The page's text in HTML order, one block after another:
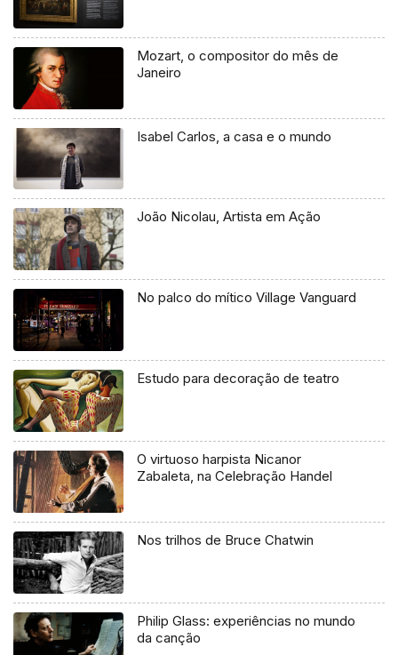
Mozart, o compositor do mês de
Janeiro
Isabel Carlos, a casa e o mundo
João Nicolau, Artista em Ação
No palco do mítico Village Vanguard
Estudo para decoração de teatro
O virtuoso harpista Nicanor
Zabaleta, na Celebração Handel
Nos trilhos de Bruce Chatwin
Philip Glass: experiências no mundo
da canção